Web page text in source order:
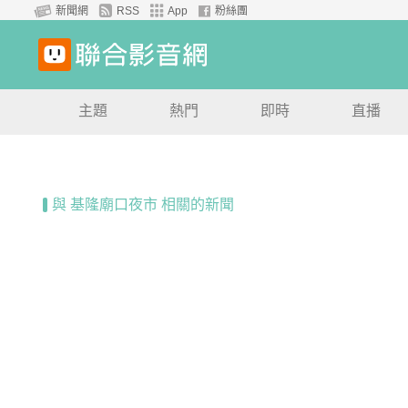
新聞網 RSS App 粉絲團
主題 熱門 即時 直播
與 基隆廟口夜市 相關的新聞